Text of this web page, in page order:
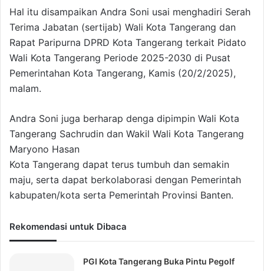
Hal itu disampaikan Andra Soni usai menghadiri Serah
Terima Jabatan (sertijab) Wali Kota Tangerang dan
Rapat Paripurna DPRD Kota Tangerang terkait Pidato
Wali Kota Tangerang Periode 2025-2030 di Pusat
Pemerintahan Kota Tangerang, Kamis (20/2/2025),
malam.
Andra Soni juga berharap denga dipimpin Wali Kota
Tangerang Sachrudin dan Wakil Wali Kota Tangerang
Maryono Hasan
Kota Tangerang dapat terus tumbuh dan semakin
maju, serta dapat berkolaborasi dengan Pemerintah
kabupaten/kota serta Pemerintah Provinsi Banten.
Rekomendasi untuk Dibaca
PGI Kota Tangerang Buka Pintu Pegolf